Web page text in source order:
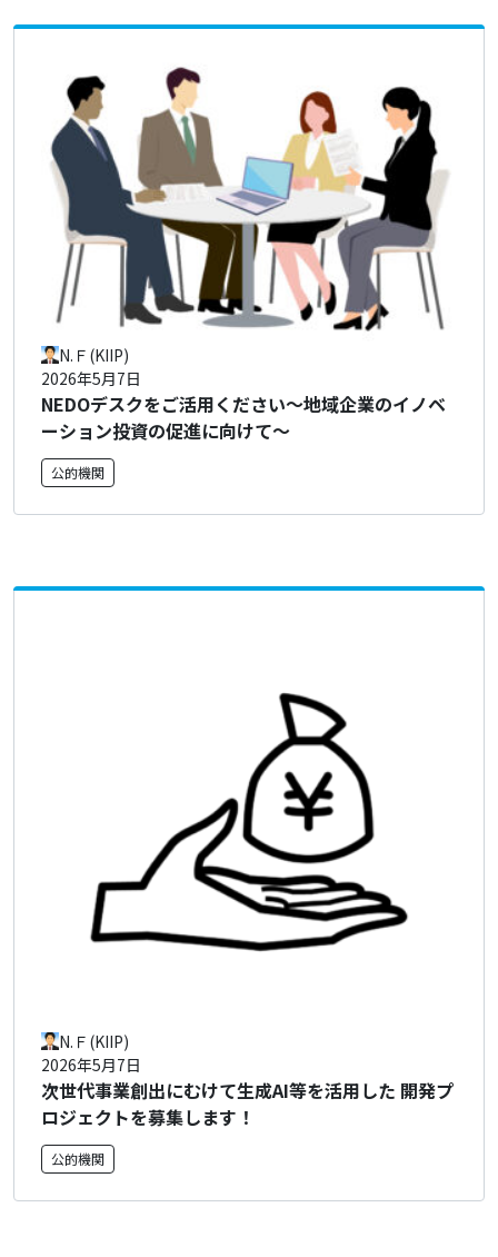
NEDOデスクをご活用ください～地域企業のイノベ
ーション投資の促進に向けて～
2026年5月7日
N.Ｆ(KIIP)
公的機関
次世代事業創出にむけて生成AI等を活用した 開発プ
ロジェクトを募集します！
2026年5月7日
N.Ｆ(KIIP)
公的機関